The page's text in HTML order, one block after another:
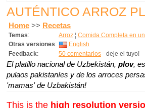
AUTÉNTICO ARROZ
Home >> Recetas
Temas: Arroz ¦ Comida Completa en
Otras versiones:
English
Feedback: 50 comentarios - deje el tuyo!
El platillo nacional de Uzbekistán, plov,
pulaos pakistaníes y de los arroces
'mamas' de Uzbakistán!
This is the high resolution